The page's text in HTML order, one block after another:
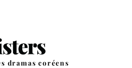
dramas coréens